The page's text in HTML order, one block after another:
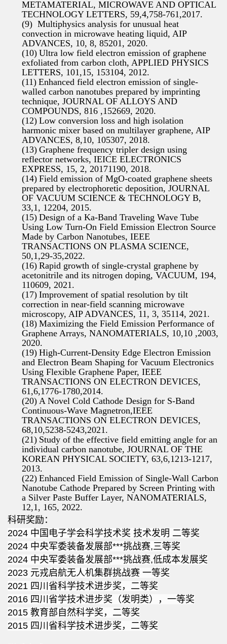
METAMATERIAL, MICROWAVE AND OPTICAL
TECHNOLOGY LETTERS, 59,4,758-761,2017.
(9) Multiphysics analysis for unusual heat
convection in microwave heating liquid, AIP
ADVANCES, 10, 8, 85201, 2020.
(10) Ultra low field electron emission of graphene
exfoliated from carbon cloth, APPLIED PHYSICS
LETTERS, 101,15, 153104, 2012.
(11) Enhanced field electron emission of single-
walled carbon nanotubes prepared by imprinting
technique, JOURNAL OF ALLOYS AND
COMPOUNDS, 816 ,152669, 2020.
(12) Low conversion loss and high isolation
harmonic mixer based on multilayer graphene, AIP
ADVANCES, 8,10, 105307, 2018.
(13) Graphene frequency tripler design using
reflector networks, IEICE ELECTRONICS
EXPRESS, 15, 2, 20171190, 2018.
(14) Field emission of MgO-coated graphene sheets
prepared by electrophoretic deposition, JOURNAL
OF VACUUM SCIENCE & TECHNOLOGY B,
33,1, 12204, 2015.
(15) Design of a Ka-Band Traveling Wave Tube
Using Low Turn-On Field Emission Electron Source
Made by Carbon Nanotubes, IEEE
TRANSACTIONS ON PLASMA SCIENCE,
50,1,29-35,2022.
(16) Rapid growth of single-crystal graphene by
acetonitrile and its nitrogen doping, VACUUM, 194,
110609, 2021.
(17) Improvement of spatial resolution by tilt
correction in near-field scanning microwave
microscopy, AIP ADVANCES, 11, 3, 35114, 2021.
(18) Maximizing the Field Emission Performance of
Graphene Arrays, NANOMATERIALS, 10,10 ,2003,
2020.
(19) High-Current-Density Edge Electron Emission
and Electron Beam Shaping for Vacuum Electronics
Using Flexible Graphene Paper, IEEE
TRANSACTIONS ON ELECTRON DEVICES,
61,6,1776-1780,2014.
(20) A Novel Cold Cathode Design for S-Band
Continuous-Wave Magnetron,IEEE
TRANSACTIONS ON ELECTRON DEVICES,
68,10,5238-5243,2021.
(21) Study of the effective field emitting angle for an
individual carbon nanotube, JOURNAL OF THE
KOREAN PHYSICAL SOCIETY, 63,6,1213-1217,
2013.
(22) Enhanced Field Emission of Single-Wall Carbon
Nanotube Cathode Prepared by Screen Printing with
a Silver Paste Buffer Layer, NANOMATERIALS,
12,1, 165, 2022.
科研奖励：
2024 中国电子学会科学技术奖 技术发明 二等奖
2024 中央军委装备发展部***挑战赛,三等奖
2024 中央军委装备发展部***挑战赛,低成本发展奖
2023 元戎启航无人机集群挑战赛 一等奖
2021 四川省科学技术进步奖，二等奖
2016 四川省学技术进步奖（发明类），一等奖
2015 教育部自然科学奖，二等奖
2015 四川省科学技术进步奖，二等奖